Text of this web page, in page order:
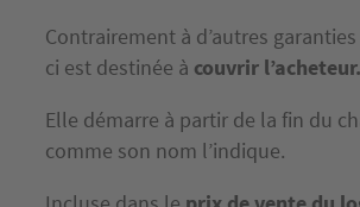
Contrairement à d’autres
ci est destinée à couvrir l’acheteur.
Elle démarre à partir de la fin du
comme son nom l’indique.